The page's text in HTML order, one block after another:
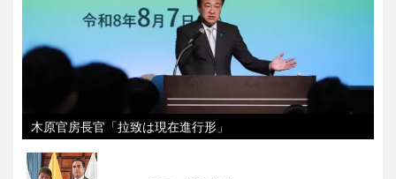
木原官房長官「拉致は現在進行形」